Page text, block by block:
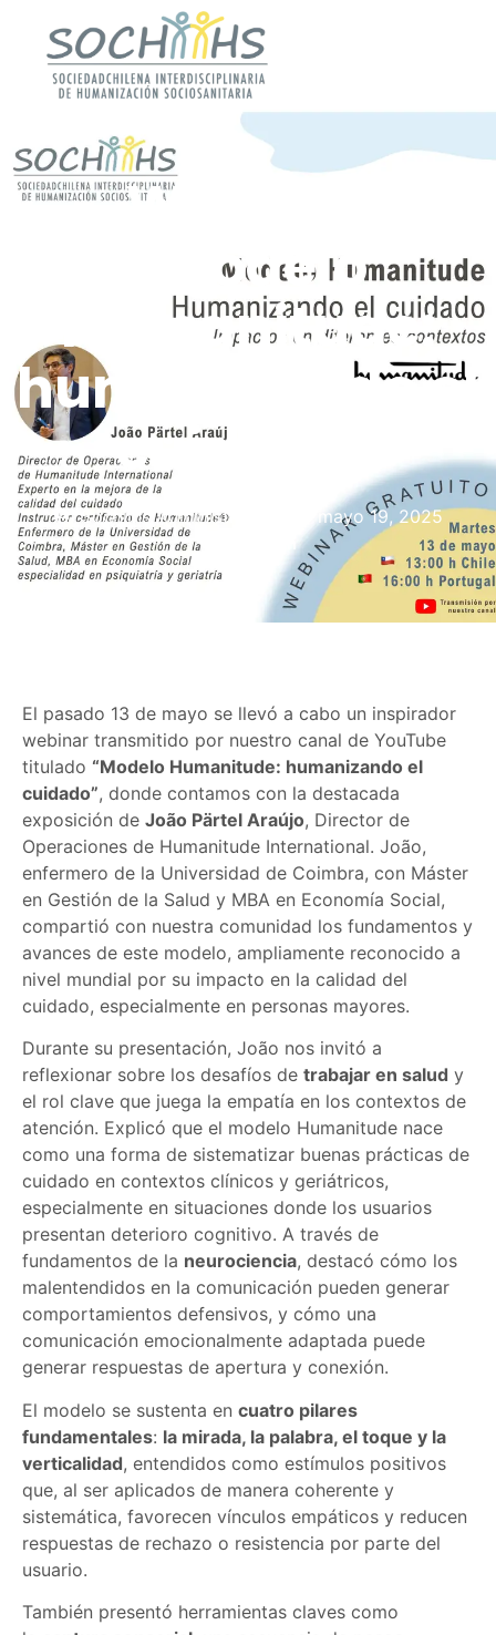
Webinar
«Modelo
Humanitude:
humanizando el
cuidado»
Sochiihs Administrador
mayo 19, 2025
El pasado 13 de mayo se llevó a cabo un inspirador
webinar transmitido por nuestro canal de YouTube
titulado “Modelo Humanitude: humanizando el
cuidado”, donde contamos con la destacada
exposición de João Pärtel Araújo, Director de
Operaciones de Humanitude International. João,
enfermero de la Universidad de Coimbra, con Máster
en Gestión de la Salud y MBA en Economía Social,
compartió con nuestra comunidad los fundamentos y
avances de este modelo, ampliamente reconocido a
nivel mundial por su impacto en la calidad del
cuidado, especialmente en personas mayores.
Durante su presentación, João nos invitó a
reflexionar sobre los desafíos de trabajar en salud y
el rol clave que juega la empatía en los contextos de
atención. Explicó que el modelo Humanitude nace
como una forma de sistematizar buenas prácticas de
cuidado en contextos clínicos y geriátricos,
especialmente en situaciones donde los usuarios
presentan deterioro cognitivo. A través de
fundamentos de la neurociencia, destacó cómo los
malentendidos en la comunicación pueden generar
comportamientos defensivos, y cómo una
comunicación emocionalmente adaptada puede
generar respuestas de apertura y conexión.
El modelo se sustenta en cuatro pilares
fundamentales: la mirada, la palabra, el toque y la
verticalidad, entendidos como estímulos positivos
que, al ser aplicados de manera coherente y
sistemática, favorecen vínculos empáticos y reducen
respuestas de rechazo o resistencia por parte del
usuario.
También presentó herramientas claves como